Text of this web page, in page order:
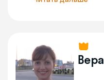
Вера